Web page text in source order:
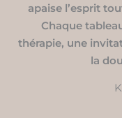
apaise l’esprit
Chaque
thérapie, une
la